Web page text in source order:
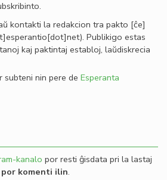
kontakti la redakcion tra pakto [ĉe]
. Publikigo estas
kaj paktintaj establoj, laŭdiskrecia
subteni nin pere de Esperanta
kanalo por resti ĝisdata pri la lastaj
por komenti ilin.